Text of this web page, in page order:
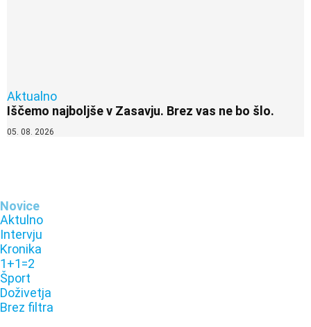
Aktualno
Iščemo najboljše v Zasavju. Brez vas ne bo šlo.
05. 08. 2026
Novice
Aktulno
Intervju
Kronika
1+1=2
Šport
Doživetja
Brez filtra